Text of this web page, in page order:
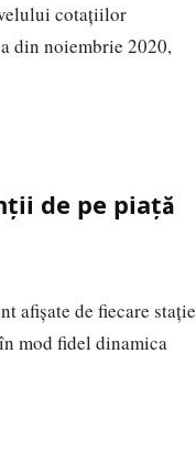
cotațiilor
din noiembrie 2020,
de pe piață
afișate de fiecare stație
mod fidel dinamica